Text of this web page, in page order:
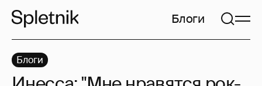
Блоги
Блоги